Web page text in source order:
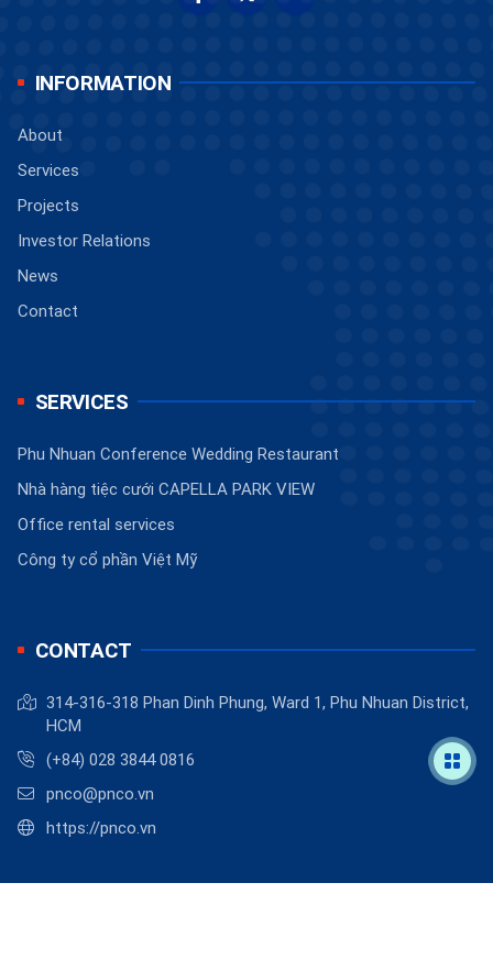
INFORMATION
About
Services
Projects
Investor Relations
News
Contact
SERVICES
Phu Nhuan Conference Wedding Restaurant
Nhà hàng tiệc cưới CAPELLA PARK VIEW
Office rental services
Công ty cổ phần Việt Mỹ
CONTACT
314-316-318 Phan Dinh Phung, Ward 1, Phu Nhuan District,
HCM
(+84) 028 3844 0816
pnco@pnco.vn
https://pnco.vn